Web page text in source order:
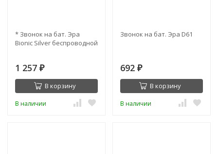
* Звонок на бат. Эра
Bionic Silver беспроводной
1 257 ₽
В корзину
В наличии
Звонок на бат. Эра D61
692 ₽
В корзину
В наличии